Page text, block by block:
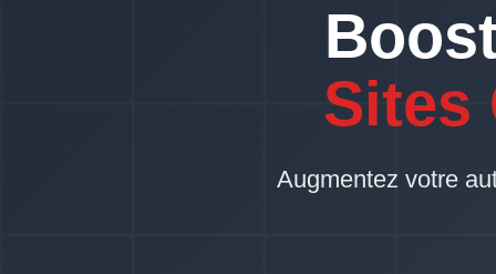
Sites
Augmentez votre